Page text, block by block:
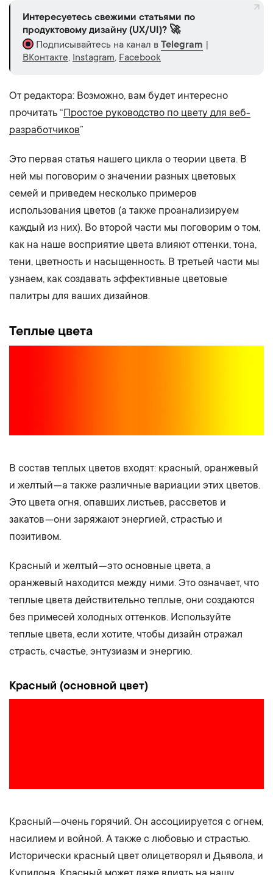
Интересуетесь свежими статьями по
продуктовому дизайну (UX/UI)? 🚀
Подписывайтесь на канал в Telegram |
ВКонтакте, Instagram, Facebook
От редактора: Возможно, вам будет интересно
прочитать “Простое руководство по цвету для веб-
разработчиков”
Это первая статья нашего цикла о теории цвета. В
ней мы поговорим о значении разных цветовых
семей и приведем несколько примеров
использования цветов (а также проанализируем
каждый из них). Во второй части мы поговорим о том,
как на наше восприятие цвета влияют оттенки, тона,
тени, цветность и насыщенность. В третьей части мы
узнаем, как создавать эффективные цветовые
палитры для ваших дизайнов.
Теплые цвета
В состав теплых цветов входят: красный, оранжевый
и желтый — а также различные вариации этих цветов.
Это цвета огня, опавших листьев, рассветов и
закатов — они заряжают энергией, страстью и
позитивом.
Красный и желтый — это основные цвета, а
оранжевый находится между ними. Это означает, что
теплые цвета действительно теплые, они создаются
без примесей холодных оттенков. Используйте
теплые цвета, если хотите, чтобы дизайн отражал
страсть, счастье, энтузиазм и энергию.
Красный (основной цвет)
Красный — очень горячий. Он ассоциируется с огнем,
насилием и войной. А также с любовью и страстью.
Исторически красный цвет олицетворял и Дьявола, и
Купидона. Красный может даже влиять на нашу